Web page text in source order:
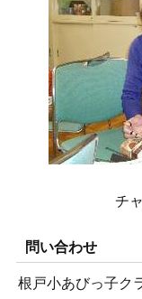
チ
問い合わせ
根戸小あびっ子